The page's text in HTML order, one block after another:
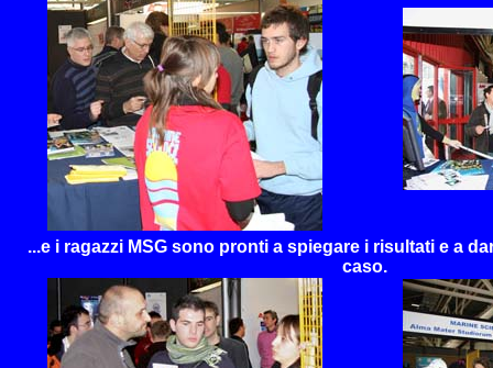
...e i ragazzi MSG sono pronti a spiegare i risultati e a
caso.